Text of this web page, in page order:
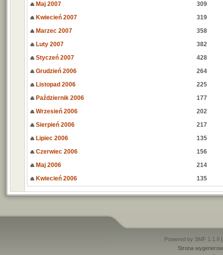
Maj 2007
309
Kwiecień 2007
319
Marzec 2007
358
Luty 2007
382
Styczeń 2007
428
Grudzień 2006
264
Listopad 2006
225
Październik 2006
177
Wrzesień 2006
202
Sierpień 2006
217
Lipiec 2006
135
Czerwiec 2006
156
Maj 2006
214
Kwiecień 2006
135
Powered by SMF 1.1.9
Strona